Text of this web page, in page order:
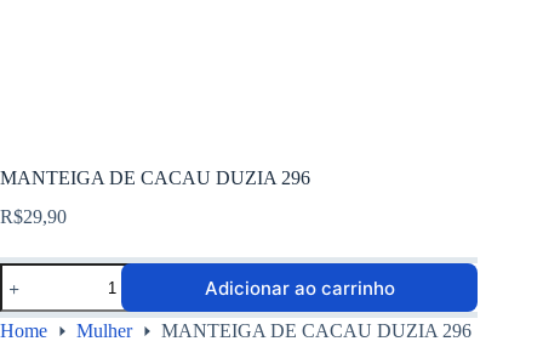
MANTEIGA DE CACAU DUZIA 296
R$29,90
Adicionar ao carrinho
Home Mulher MANTEIGA DE CACAU DUZIA 296